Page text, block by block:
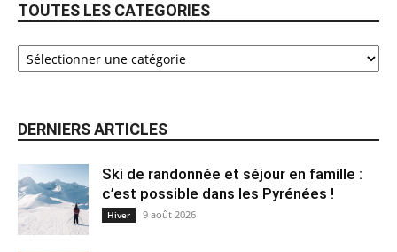
TOUTES LES CATEGORIES
DERNIERS ARTICLES
Ski de randonnée et séjour en famille :
c’est possible dans les Pyrénées !
Hiver 9 août 2026